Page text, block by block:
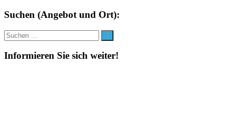
Suchen (Angebot und Ort):
Suche
nach:
Suchen
Informieren Sie sich weiter!